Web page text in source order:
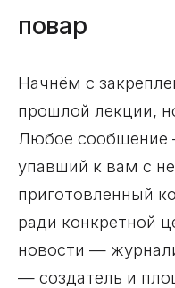
повар
Начнём с
прошлой лекции,
Любое сообщение
упавший к вам с
приготовленный
ради конкретной
новости —
— создатель и